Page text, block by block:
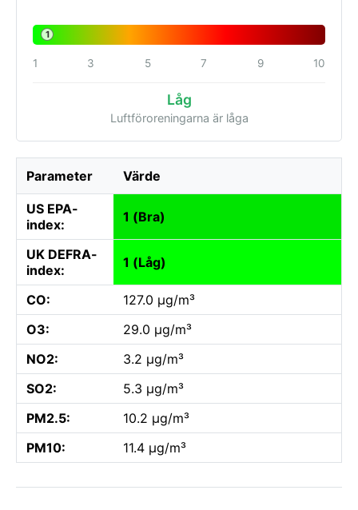
1
1 3 5 7 9 10
Låg
Luftföroreningarna är låga
Parameter Värde
US EPA-
index:
1 (Bra)
UK DEFRA-
index:
1 (Låg)
CO:
127.0 µg/m³
O3:
29.0 µg/m³
NO2:
3.2 µg/m³
SO2:
5.3 µg/m³
PM2.5:
10.2 µg/m³
PM10:
11.4 µg/m³